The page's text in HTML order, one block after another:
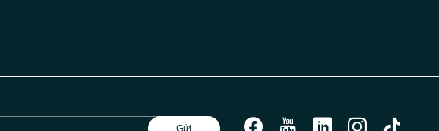
Gửi facebookyoutubelinkedininstagram